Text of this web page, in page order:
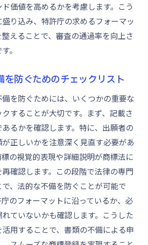
価値を高めるかを考慮します。こう
り込み、特許庁の求めるフォーマッ
整えることで、審査の通過率を向上さ
。
を防ぐためのチェックリスト
を防ぐためには、いくつかの重要な
することが大切です。まず、記載さ
るかを確認します。特に、出願者の
正しいかを注意深く見直す必要があ
の視覚的表現や詳細説明が商標法に
確認します。この段階で法律の専門
、法的な不備を防ぐことが可能で
のフォーマットに沿っているか、必
ていないかも確認します。こうした
用することで、書類の不備による申